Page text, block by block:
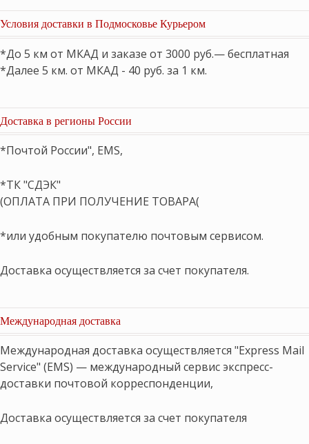
Условия доставки в Подмосковье Курьером
*До 5 км от МКАД и заказе от 3000 руб.— бесплатная
*Далее 5 км. от МКАД - 40 руб. за 1 км.
Доставка в регионы России
*Почтой России", EMS,
*ТК "СДЭК"
(ОПЛАТА ПРИ ПОЛУЧЕНИЕ ТОВАРА(
*или удобным покупателю почтовым сервисом.
Доставка осуществляется за счет покупателя.
Международная доставка
Международная доставка осуществляется "Express Mail
Service" (EMS) — международный сервис экспресс-
доставки почтовой корреспонденции,
Доставка осуществляется за счет покупателя